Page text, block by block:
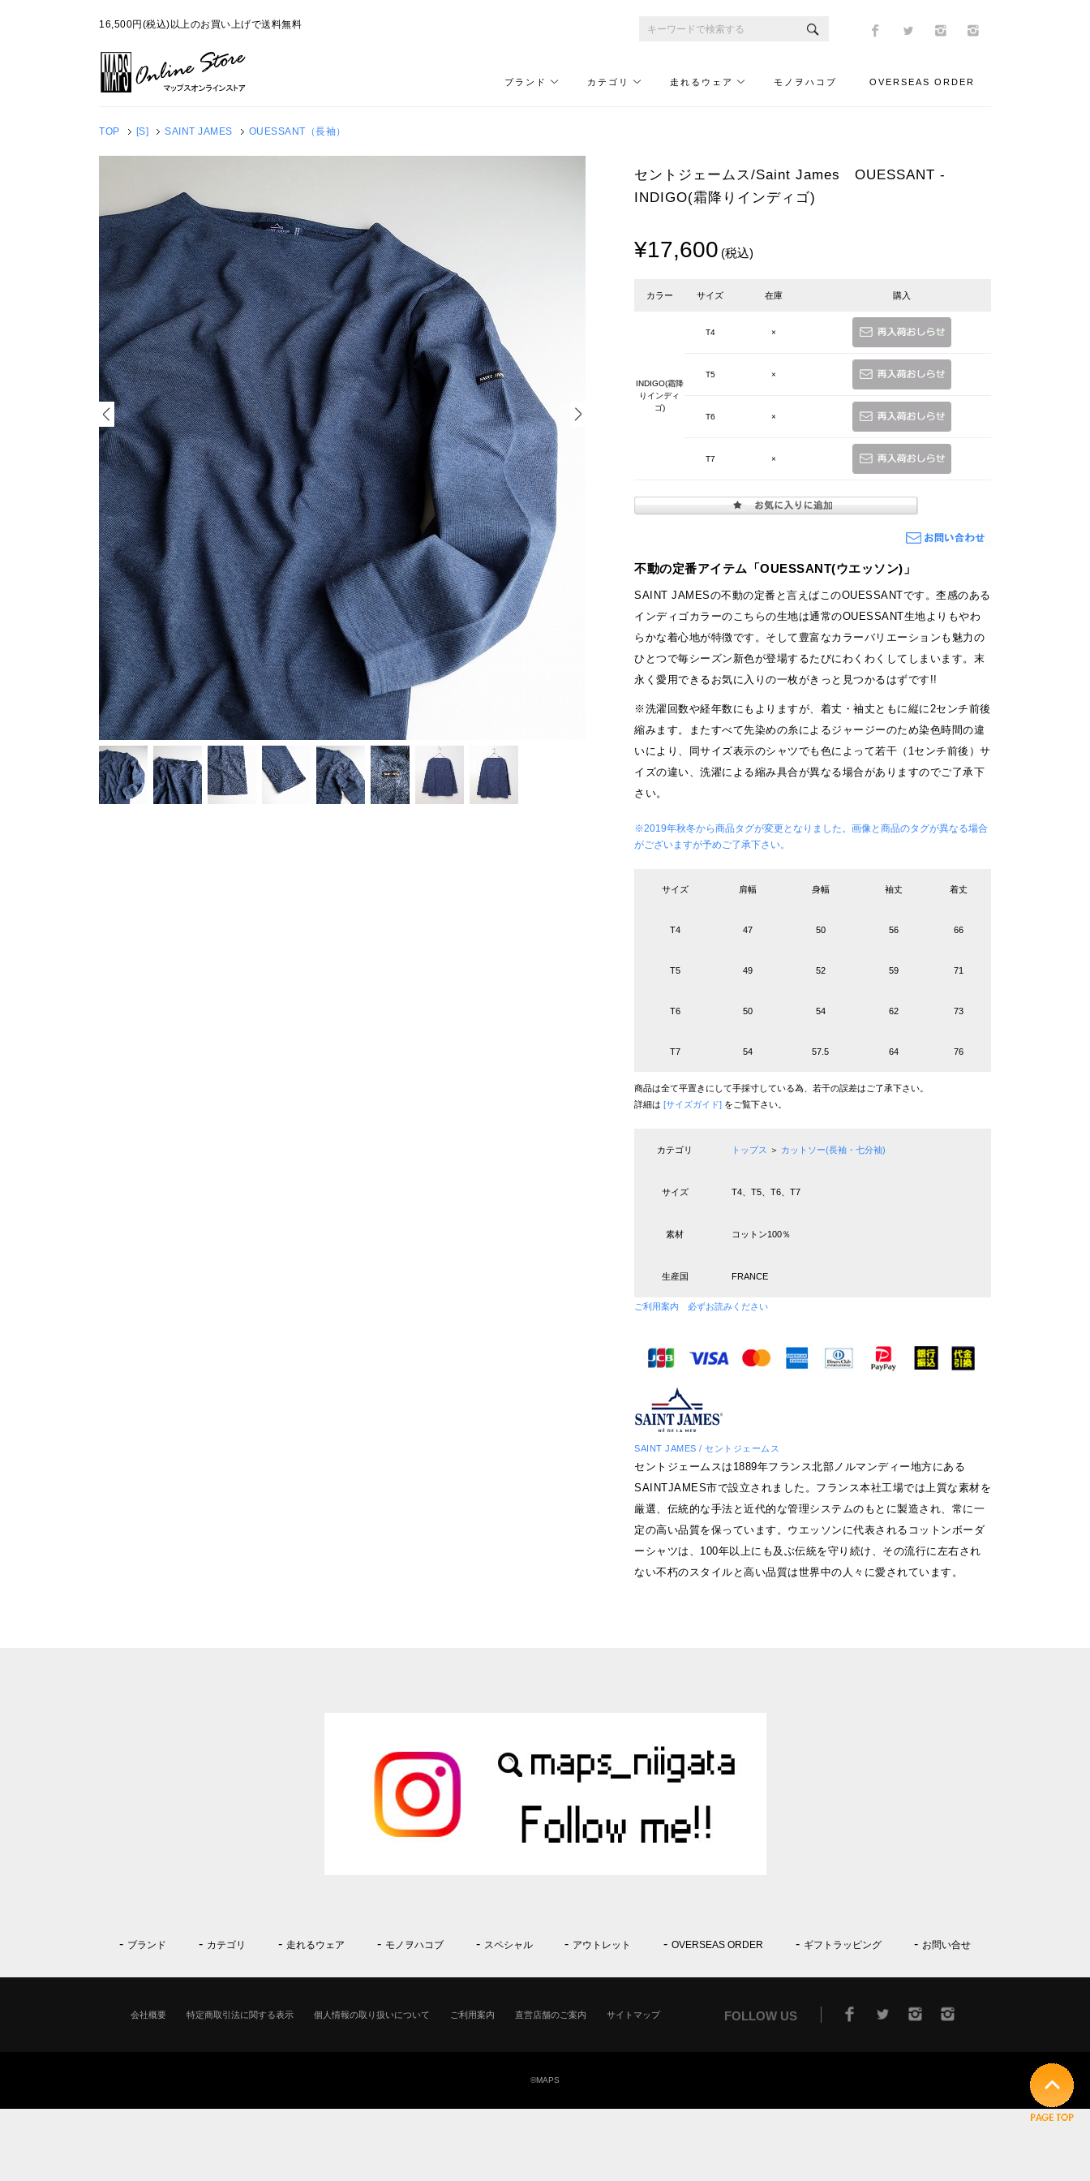
16,500円(税込)以上のお買い上げで送料無料
ブランド カテゴリ 走れるウェア モノヲハコブ OVERSEAS ORDER
TOP [S] SAINT JAMES OUESSANT（長袖）
セントジェームス/Saint James OUESSANT -
INDIGO(霜降りインディゴ)
¥17,600 (税込)
カラー サイズ 在庫 購入
INDIGO(霜降
りインディ
ゴ)
T4 ×
T5 ×
T6 ×
T7 ×
不動の定番アイテム「OUESSANT(ウエッソン)」
SAINT JAMESの不動の定番と言えばこのOUESSANTです。杢感のある
インディゴカラーのこちらの生地は通常のOUESSANT生地よりもやわ
らかな着心地が特徴です。そして豊富なカラーバリエーションも魅力の
ひとつで毎シーズン新色が登場するたびにわくわくしてしまいます。末
永く愛用できるお気に入りの一枚がきっと見つかるはずです!!
※洗濯回数や経年数にもよりますが、着丈・袖丈ともに縦に2センチ前後
縮みます。またすべて先染めの糸によるジャージーのため染色時間の違
いにより、同サイズ表示のシャツでも色によって若干（1センチ前後）サ
イズの違い、洗濯による縮み具合が異なる場合がありますのでご了承下
さい。
※2019年秋冬から商品タグが変更となりました。画像と商品のタグが異なる場合
がございますが予めご了承下さい。
サイズ 肩幅 身幅 袖丈 着丈
T4 47 50 56 66
T5 49 52 59 71
T6 50 54 62 73
T7 54 57.5 64 76
商品は全て平置きにして手採寸している為、若干の誤差はご了承下さい。
詳細は [サイズガイド] をご覧下さい。
カテゴリ トップス ＞ カットソー(長袖・七分袖)
サイズ T4、T5、T6、T7
素材 コットン100％
生産国 FRANCE
ご利用案内 必ずお読みください
SAINT JAMES / セントジェームス
セントジェームスは1889年フランス北部ノルマンディー地方にある
SAINTJAMES市で設立されました。フランス本社工場では上質な素材を
厳選、伝統的な手法と近代的な管理システムのもとに製造され、常に一
定の高い品質を保っています。ウエッソンに代表されるコットンボーダ
ーシャツは、100年以上にも及ぶ伝統を守り続け、その流行に左右され
ない不朽のスタイルと高い品質は世界中の人々に愛されています。
ブランド カテゴリ 走れるウェア モノヲハコブ スペシャル アウトレット OVERSEAS ORDER ギフトラッピング お問い合せ
会社概要 特定商取引法に関する表示 個人情報の取り扱いについて ご利用案内 直営店舗のご案内 サイトマップ FOLLOW US
©MAPS